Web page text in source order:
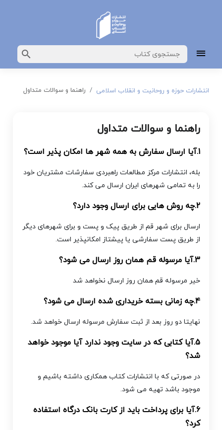
انتشارات حوزه و روحانیت و انقلاب اسلامی راهنما و سوالات متداول
راهنما و سوالات متداول
1.آیا ارسال سفارش به همه شهر ها امکان پذیر است؟
بله، انتشارات مرکز مطالعات راهبردی سفارشات مشتریان خود
را به تمامی شهرهای ایران ارسال می کند.
2.چه روش هایی برای ارسال وجود دارد؟
ارسال برای شهر قم از طریق پیک و پست و برای شهرهای دیگر
از طریق پست سفارشی یا پیشتاز امکانپذیر است.
3.آیا مرسوله قم همان روز ارسال می شود؟
خیر مرسوله قم همان روز ارسال نخواهد شد
4.چه زمانی بسته خریداری شده ارسال می شود؟
نهایتا دو روز بعد از ثبت سفارش مرسوله ارسال خواهد شد.
5.آیا کتابی که در سایت وجود ندارد آیا موجود خواهد
شد؟
در صورتی که با انتشارات کتاب همکاری داشته باشیم و
موجود باشد تهیه می شود.
6.آیا برای پرداخت باید از کارت بانک درگاه استفاده
کرد؟